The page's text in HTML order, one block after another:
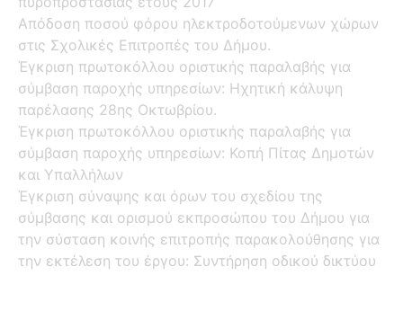
Απόδοση ποσού φόρου ηλεκτροδοτούμενων χώρων
στις Σχολικές Επιτροπές του Δήμου.
Έγκριση πρωτοκόλλου οριστικής παραλαβής για
σύμβαση παροχής υπηρεσίων: Ηχητική κάλυψη
παρέλασης 28ης Οκτωβρίου.
Έγκριση πρωτοκόλλου οριστικής παραλαβής για
σύμβαση παροχής υπηρεσίων: Κοπή Πίτας Δημοτών
και Υπαλλήλων
Έγκριση σύναψης και όρων του σχεδίου της
σύμβασης και ορισμού εκπροσώπου του Δήμου για
την σύσταση κοινής επιτροπής παρακολούθησης για
την εκτέλεση του έργου: Συντήρηση οδικού δικτύου